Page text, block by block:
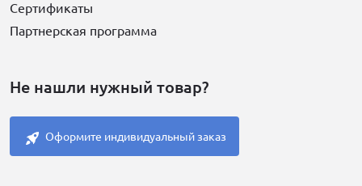
Сертификаты
Партнерская программа
Не нашли нужный товар?
Оформите индивидуальный заказ